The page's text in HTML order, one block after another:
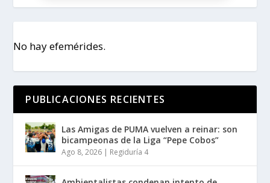
No hay efemérides.
PUBLICACIONES RECIENTES
Las Amigas de PUMA vuelven a reinar: son
bicampeonas de la Liga “Pepe Cobos”
Ago 8, 2026 | Regiduría 4